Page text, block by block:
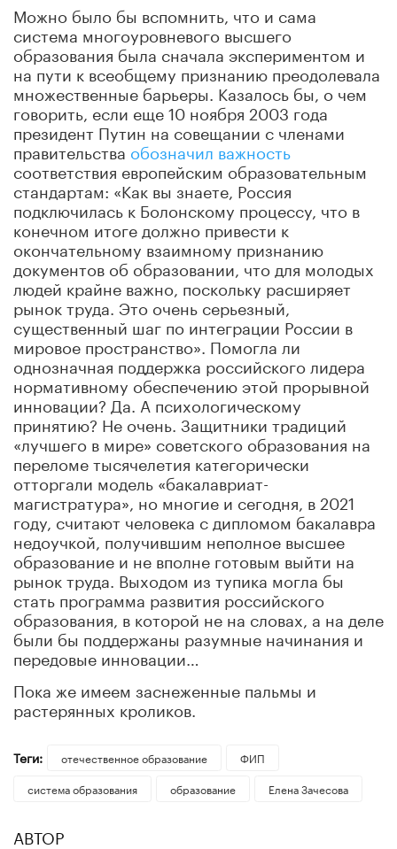
Можно было бы вспомнить, что и сама
система многоуровневого высшего
образования была сначала экспериментом и
на пути к всеобщему признанию преодолевала
множественные барьеры. Казалось бы, о чем
говорить, если еще 10 ноября 2003 года
президент Путин на совещании с членами
правительства обозначил важность
соответствия европейским образовательным
стандартам: «Как вы знаете, Россия
подключилась к Болонскому процессу, что в
конечном итоге должно привести к
окончательному взаимному признанию
документов об образовании, что для молодых
людей крайне важно, поскольку расширяет
рынок труда. Это очень серьезный,
существенный шаг по интеграции России в
мировое пространство». Помогла ли
однозначная поддержка российского лидера
нормативному обеспечению этой прорывной
инновации? Да. А психологическому
принятию? Не очень. Защитники традиций
«лучшего в мире» советского образования на
переломе тысячелетия категорически
отторгали модель «бакалавриат-
магистратура», но многие и сегодня, в 2021
году, считают человека с дипломом бакалавра
недоучкой, получившим неполное высшее
образование и не вполне готовым выйти на
рынок труда. Выходом из тупика могла бы
стать программа развития российского
образования, в которой не на словах, а на деле
были бы поддержаны разумные начинания и
передовые инновации…
Пока же имеем заснеженные пальмы и
растерянных кроликов.
Теги: отечественное образование
ФИП
система образования
образование Елена Зачесова
АВТОР